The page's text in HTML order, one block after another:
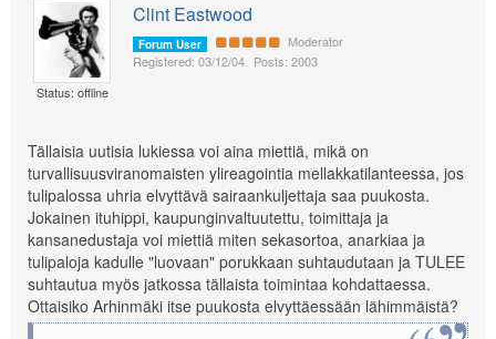
Status: offline
Clint Eastwood
Forum User
Moderator
Registered: 03/12/04 Posts: 2003
Tällaisia uutisia lukiessa voi aina miettiä, mikä on
turvallisuusviranomaisten ylireagointia mellakkatilanteessa, jos
tulipalossa uhria elvyttävä sairaankuljettaja saa puukosta.
Jokainen ituhippi, kaupunginvaltuutettu, toimittaja ja
kansanedustaja voi miettiä miten sekasortoa, anarkiaa ja
tulipaloja kadulle "luovaan" porukkaan suhtaudutaan ja TULEE
suhtautua myös jatkossa tällaista toimintaa kohdattaessa.
Ottaisiko Arhinmäki itse puukosta elvyttäessään lähimmäistä?